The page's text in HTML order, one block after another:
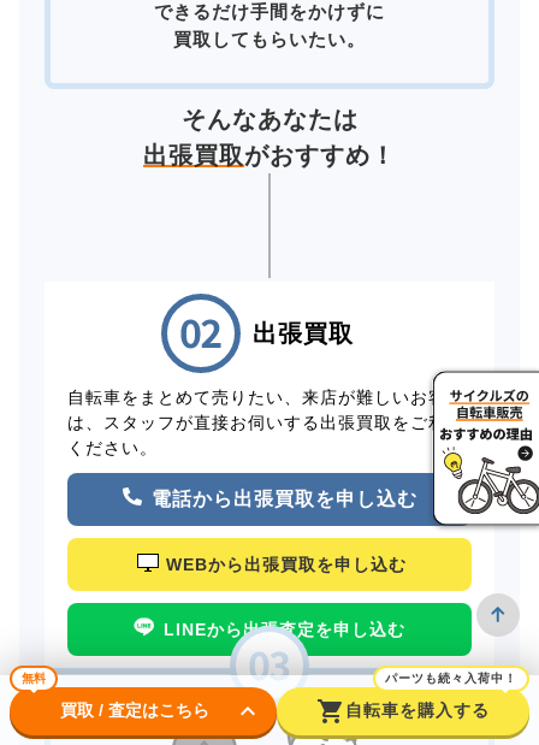
できるだけ手間をかけずに
買取してもらいたい。
そんなあなたは
出張買取がおすすめ！
出張買取
自転車をまとめて売りたい、来店が難しいお客様
は、スタッフが直接お伺いする出張買取をご利用
ください。
電話から出張買取を申し込む
WEBから出張買取を申し込む
LINEから出張査定を申し込む
無料
買取 / 査定はこちら keyboard_arrow_down shopping_cart
パーツも続々入荷中！
自転車を購入する